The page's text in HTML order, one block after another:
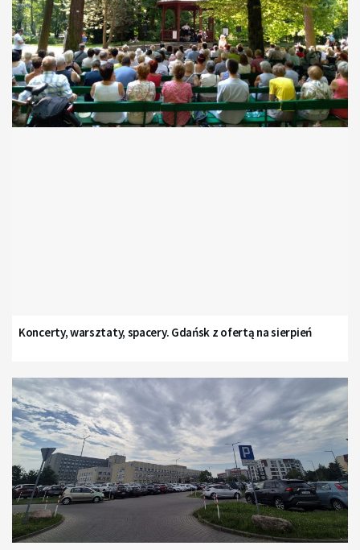
Koncerty, warsztaty, spacery. Gdańsk z ofertą na sierpień